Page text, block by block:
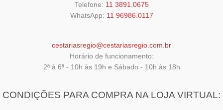
Telefone: 11 3891.0675
WhatsApp: 11 96986.0117
cestariasregio@cestariasregio.com.br
Horário de funcionamento:
2ª à 6ª - 10h às 19h e Sábado - 10h às 18h
CONDIÇÕES PARA COMPRA NA LOJA VIRTUAL: